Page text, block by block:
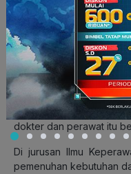
Kamu harus
Masih banyak yang
keperawatan itu
dokter. Padahal,
dokter dan perawat itu
Di jurusan Ilmu
pemenuhan kebutuhan